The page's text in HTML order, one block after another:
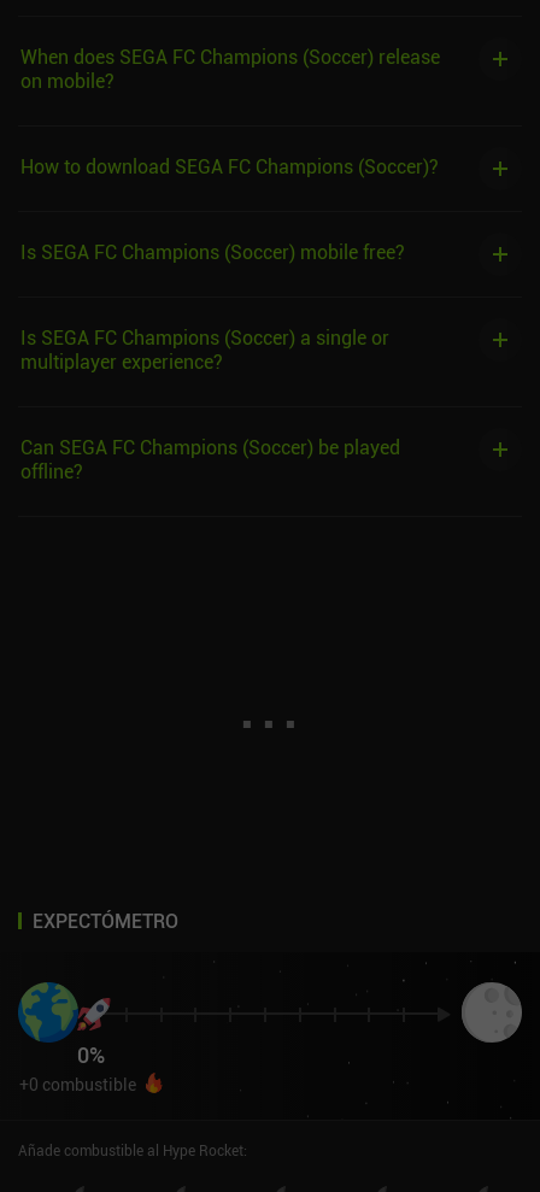
When does SEGA FC Champions (Soccer) release
on mobile?
How to download SEGA FC Champions (Soccer)?
Is SEGA FC Champions (Soccer) mobile free?
Is SEGA FC Champions (Soccer) a single or
multiplayer experience?
Can SEGA FC Champions (Soccer) be played
offline?
EXPECTÓMETRO
0%
+0 combustible
Añade combustible al Hype Rocket: